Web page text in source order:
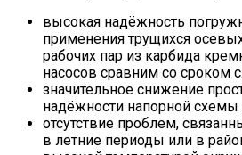
высокая надёжность
применения трущихся
рабочих пар из карбида
насосов сравним со сроком
значительное снижение
надёжности напорной схемы
отсутствие проблем,
в летние периоды или в